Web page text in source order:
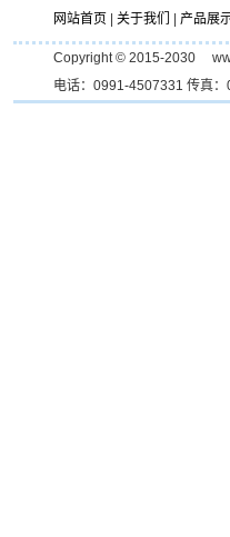
网站首页 关于我们 产品展
Copyright © 2015-2030
电话：0991-4507331 传真